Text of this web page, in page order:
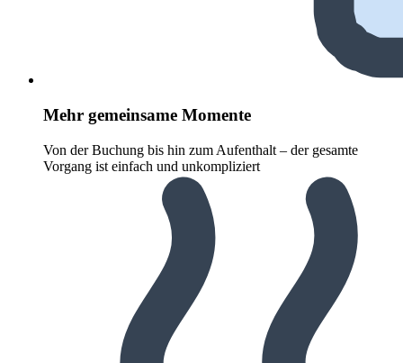
Mehr gemeinsame Momente
Von der Buchung bis hin zum Aufenthalt – der gesamte
Vorgang ist einfach und unkompliziert